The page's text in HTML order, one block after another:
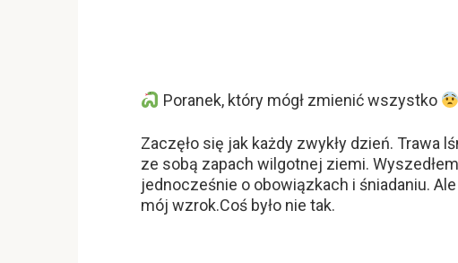
Poranek, który mógł zmienić wszystko
Zaczęło się jak każdy zwykły dzień. Trawa
ze sobą zapach wilgotnej ziemi.
jednocześnie o obowiązkach i śniadaniu.
mój wzrok.Coś było nie tak.